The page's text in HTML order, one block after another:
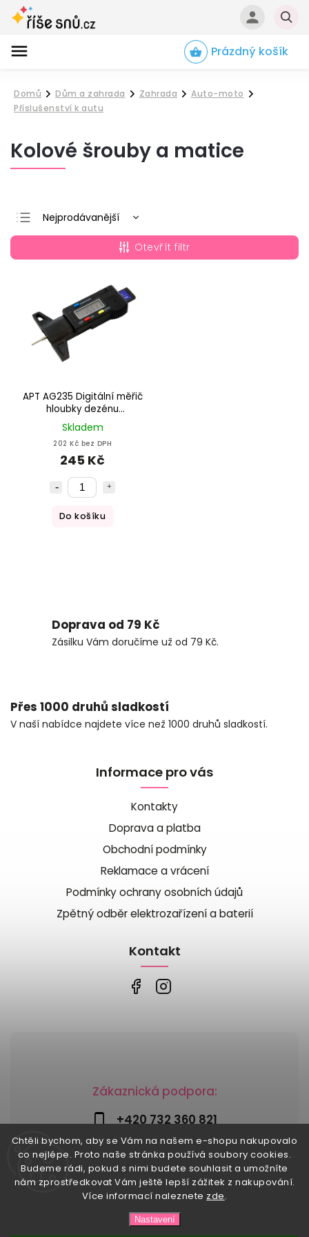
Chtěli bychom, aby se Vám na našem e-shopu nakupovalo
co nejlépe. Proto naše stránka používá soubory cookies.
Budeme rádi, pokud s nimi budete souhlasit a umožníte
nám zprostředkovat Vám ještě lepší zážitek z nakupování.
Více informací naleznete zde.
Nastavení
Prázdný košík
Domů
/
Dům a zahrada
/
Zahrada
/
Auto-moto
/
Příslušenství k autu
Kolové šrouby a matice
Nejprodávanější
Nejlevnější
Nejdražší
Otevřít filtr
APT AG235 Digitální měřič
hloubky dezénu
pneumatik
Skladem
202 Kč bez DPH
245 Kč
Do košíku
Doprava od 79 Kč
Zásilku Vám doručíme už od 79 Kč.
Přes 1000 druhů sladkostí
V naší nabídce najdete více než 1000 druhů sladkostí.
Zákaznická podpora:
+420 732 360 821
info@risesnu.cz
Informace pro vás
Kontakty
Doprava a platba
Obchodní podmínky
Reklamace a vrácení
Podmínky ochrany osobních údajů
Zpětný odběr elektrozařízení a baterií
Kontakt
Risesnu.cz. Všechna práva vyhrazena.
Upravit nastavení cookies